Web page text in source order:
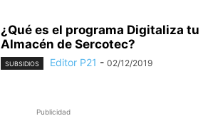
¿Qué es el programa Digitaliza tu
Almacén de Sercotec?
SUBSIDIOS Editor P21 - 02/12/2019
Publicidad